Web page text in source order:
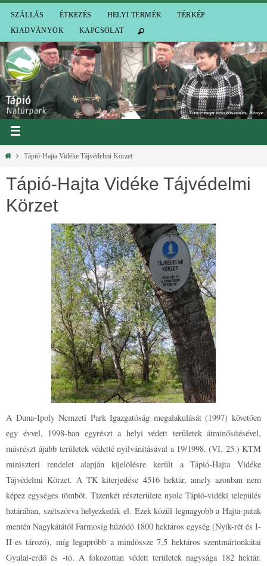
SZÁLLÁS ÉTKEZÉS HELYI TERMÉK
TÉRKÉP
KIADVÁNYOK
KAPCSOLAT
Tápió-Hajta Vidéke Tájvédelmi Körzet
Tápió-Hajta Vidéke Tájvédelmi
Körzet
A Duna-Ipoly Nemzeti Park Igazgatóság megalakulását (1997) követően
egy évvel, 1998-ban egyrészt a helyi védett területek átminősítésével,
másrészt újabb területek védetté nyilvánításával a 19/1998. (VI. 25.) KTM
miniszteri rendelet alapján kijelölésre került a Tápió-Hajta Vidéke
Tájvédelmi Körzet. A TK kiterjedése 4516 hektár, amely azonban nem
képez egységes tömböt. Tizenkét részterülete nyolc Tápió-vidéki település
határában, szétszórva helyezkedik el. Ezek közül legnagyobb a Hajta-patak
mentén Nagykátától Farmosig húzódó 1800 hektáros egység (Nyík-rét és I-
II-es tározó), míg legapróbb a mindössze 7,5 hektáros szentmártonkátai
Gyulai-erdő és -tó. A fokozottan védett területeknagysága 182 hektár.